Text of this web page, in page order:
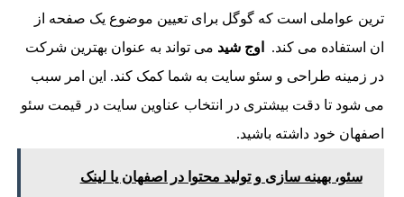
ترین عواملی است که گوگل برای تعیین موضوع یک صفحه از
ان استفاده می کند.
اوج شید می تواند به عنوان بهترین شرکت
در زمینه طراحی و سئو سایت به شما کمک کند. این امر سبب
می شود تا دقت بیشتری در انتخاب عناوین سایت در قیمت سئو
اصفهان خود داشته باشید.
سئو، بهینه سازی و تولید محتوا در اصفهان یا لینک